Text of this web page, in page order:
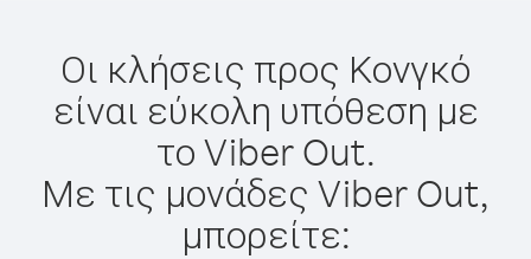
Οι κλήσεις προς Κονγκό
είναι εύκολη υπόθεση με
το Viber Out.
Με τις μονάδες Viber Out,
μπορείτε: